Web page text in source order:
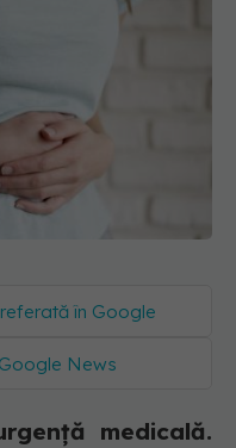
în Google
News
medicală.